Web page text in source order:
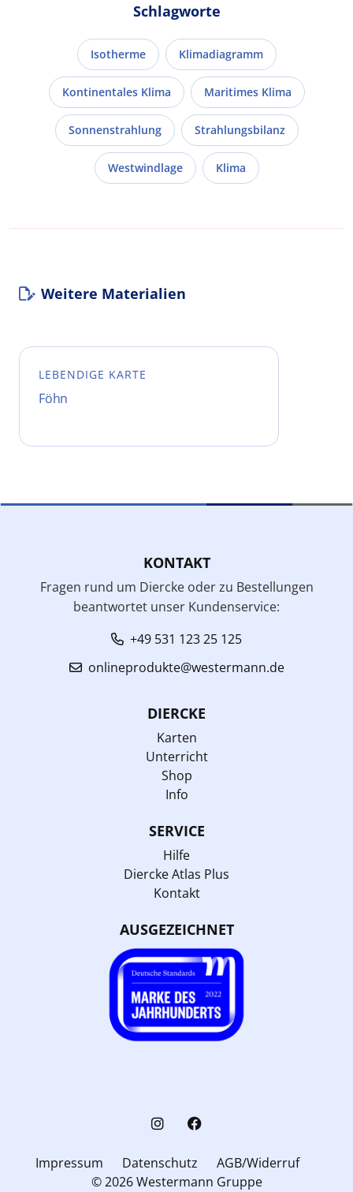
Schlagworte
Isotherme Klimadiagramm
Kontinentales Klima Maritimes Klima
Sonnenstrahlung Strahlungsbilanz
Westwindlage Klima
Weitere Materialien
LEBENDIGE KARTE
Föhn
KONTAKT
Fragen rund um Diercke oder zu Bestellungen
beantwortet unser Kundenservice:
+49 531 123 25 125
onlineprodukte@westermann.de
DIERCKE
Karten
Unterricht
Shop
Info
SERVICE
Hilfe
Diercke Atlas Plus
Kontakt
AUSGEZEICHNET
Impressum Datenschutz
AGB/Widerruf
© 2026 Westermann Gruppe